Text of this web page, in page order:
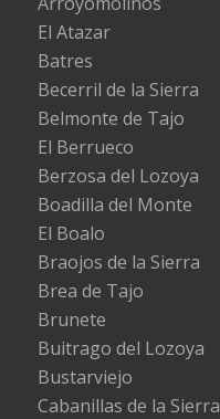
El Atazar
Batres
Becerril de la Sierra
Belmonte de Tajo
El Berrueco
Berzosa del Lozoya
Boadilla del Monte
El Boalo
Braojos de la Sierra
Brea de Tajo
Brunete
Buitrago del Lozoya
Bustarviejo
Cabanillas de la Sierra